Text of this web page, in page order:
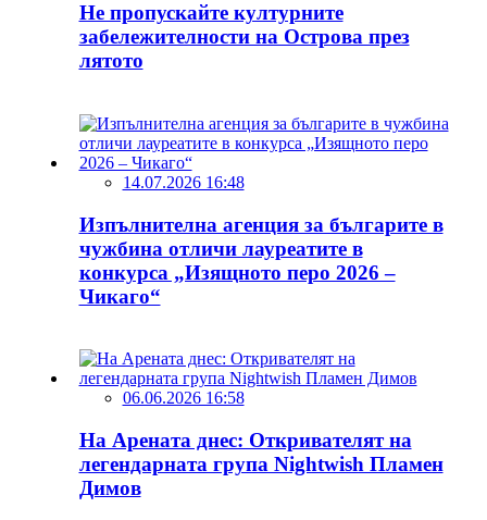
Не пропускайте културните
забележителности на Острова през
лятото
14.07.2026 16:48
Изпълнителна агенция за българите в
чужбина отличи лауреатите в
конкурса „Изящното перо 2026 –
Чикаго“
06.06.2026 16:58
На Арената днес: Откривателят на
легендарната група Nightwish Пламен
Димов